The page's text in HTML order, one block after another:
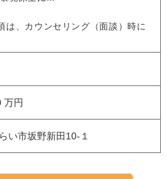
は、カウンセリング（面談）時に
万円
い市坂野新田10-１